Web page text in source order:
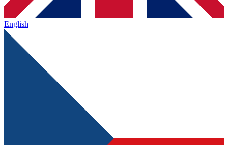
English